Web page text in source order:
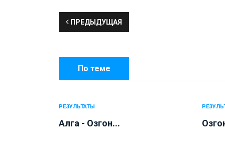
ПРЕДЫДУЩАЯ
По теме
РЕЗУЛЬТАТЫ
Алга - Озгон...